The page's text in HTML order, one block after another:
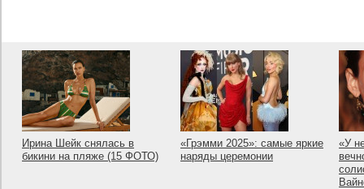
Ирина Шейк снялась в
бикини на пляже (15 ФОТО)
«Грэмми 2025»: самые яркие
наряды церемонии
«У